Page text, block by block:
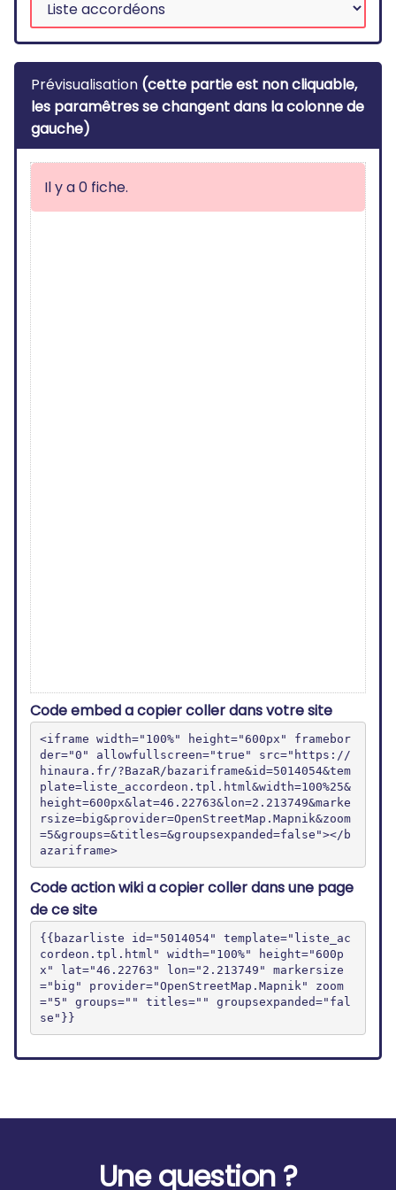
Prévisualisation (cette partie est non cliquable,
les paramêtres se changent dans la colonne de
gauche)
Code embed a copier coller dans votre site
<iframe width="100%" height="600px" framebor
der="0" allowfullscreen="true" src="https://
hinaura.fr/?BazaR/bazariframe&id=5014054&tem
plate=liste_accordeon.tpl.html&width=100%25&
height=600px&lat=46.22763&lon=2.213749&marke
rsize=big&provider=OpenStreetMap.Mapnik&zoom
=5&groups=&titles=&groupsexpanded=false"></b
azariframe>
Code action wiki a copier coller dans une page
de ce site
{{bazarliste id="5014054" template="liste_ac
cordeon.tpl.html" width="100%" height="600p
x" lat="46.22763" lon="2.213749" markersize
="big" provider="OpenStreetMap.Mapnik" zoom
="5" groups="" titles="" groupsexpanded="fal
se"}}
Une question ?